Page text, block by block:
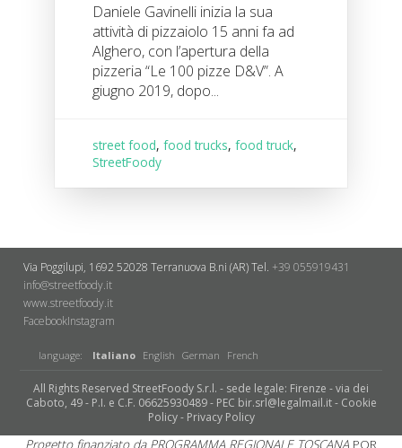
Daniele Gavinelli inizia la sua
attività di pizzaiolo 15 anni fa ad
Alghero, con l’apertura della
pizzeria “Le 100 pizze D&V”. A
giugno 2019, dopo...
street food,food trucks,food truck,
StreetFoody
Via Poggilupi, 1692 52028 Terranuova B.ni (AR)Tel. +39 055919431
info@streetfoody.it
www.streetfoody.it
Facebook​Instagram
language: Italiano English German French
All Rights Reserved StreetFoody S.r.l. - sede legale: Firenze - via dei
Caboto, 49 - P.I. e C.F. 06625930489 - PEC bir.srl@legalmail.it - Cookie
Policy- Privacy Policy
Progetto finanziato da PROGRAMMA REGIONALE TOSCANA POR